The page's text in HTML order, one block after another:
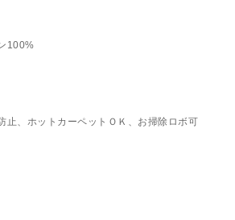
100%
止、ホットカーペットＯＫ、お掃除ロボ可